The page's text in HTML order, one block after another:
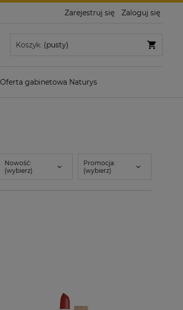
Zarejestruj się Zaloguj się
Koszyk: (pusty)
Oferta gabinetowa Naturys
Nowość:
(wybierz)
Promocja:
(wybierz)